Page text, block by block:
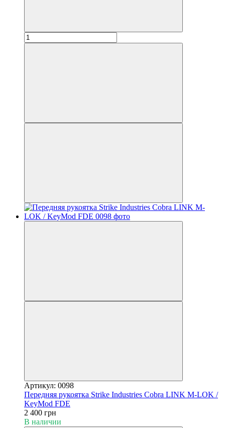
Артикул: 0098
Передняя рукоятка Strike Industries Cobra LINK M-LOK /
KeyMod FDE
2 400 грн
В наличии